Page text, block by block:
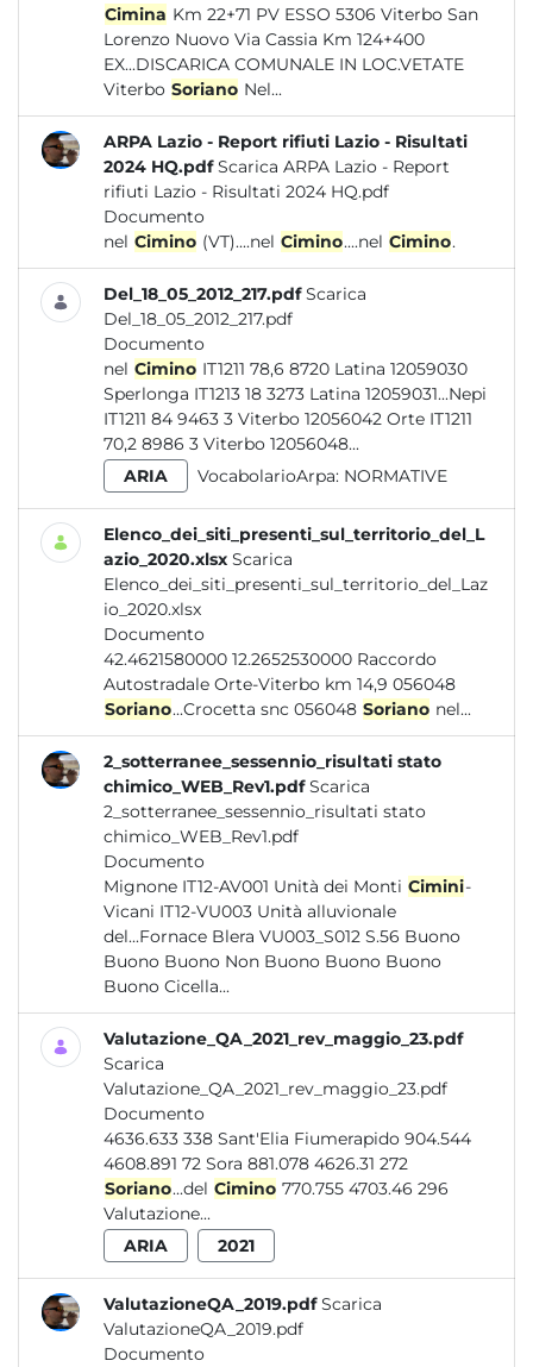
Cimina Km 22+71 PV ESSO 5306 Viterbo San
Lorenzo Nuovo Via Cassia Km 124+400
EX...DISCARICA COMUNALE IN LOC.VETATE
Viterbo Soriano Nel...
ARPA Lazio - Report rifiuti Lazio - Risultati
2024 HQ.pdf Scarica ARPA Lazio - Report
rifiuti Lazio - Risultati 2024 HQ.pdf
Documento
nel Cimino (VT)....nel Cimino....nel Cimino.
Del_18_05_2012_217.pdf Scarica
Del_18_05_2012_217.pdf
Documento
nel Cimino IT1211 78,6 8720 Latina 12059030
Sperlonga IT1213 18 3273 Latina 12059031...Nepi
IT1211 84 9463 3 Viterbo 12056042 Orte IT1211
70,2 8986 3 Viterbo 12056048...
ARIA
VocabolarioArpa: NORMATIVE
Elenco_dei_siti_presenti_sul_territorio_del_L
azio_2020.xlsx Scarica
Elenco_dei_siti_presenti_sul_territorio_del_Laz
io_2020.xlsx
Documento
42.4621580000 12.2652530000 Raccordo
Autostradale Orte-Viterbo km 14,9 056048
Soriano...Crocetta snc 056048 Soriano nel...
2_sotterranee_sessennio_risultati stato
chimico_WEB_Rev1.pdf Scarica
2_sotterranee_sessennio_risultati stato
chimico_WEB_Rev1.pdf
Documento
Mignone IT12-AV001 Unità dei Monti Cimini-
Vicani IT12-VU003 Unità alluvionale
del...Fornace Blera VU003_S012 S.56 Buono
Buono Buono Non Buono Buono Buono
Buono Cicella...
Valutazione_QA_2021_rev_maggio_23.pdf
Scarica
Valutazione_QA_2021_rev_maggio_23.pdf
Documento
4636.633 338 Sant'Elia Fiumerapido 904.544
4608.891 72 Sora 881.078 4626.31 272
Soriano...del Cimino 770.755 4703.46 296
Valutazione...
ARIA
2021
ValutazioneQA_2019.pdf Scarica
ValutazioneQA_2019.pdf
Documento